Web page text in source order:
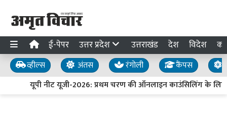
ई-पेपर उत्तर प्रदेश उत्तराखंड देश विदेश
व्हील्स अंतस रंगोली कैंपस
यूपी नीट यूजी-2026: प्रथम चरण की ऑनलाइन काउंसिलिंग के